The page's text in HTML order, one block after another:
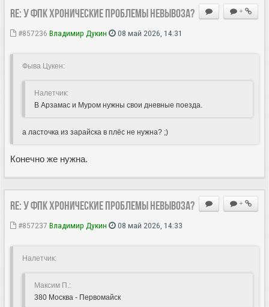
+
Re: У ФПК хронические проблемы невывоза?
#857236 Владимир Дукин 08 май 2026, 14:31
Фыва Цукен:
Hалетчик:
В Арзамас и Муром нужны свои дневные поезда.
а ласточка из зарайска в плёс не нужна? ;)
Конечно же нужна.
+
Re: У ФПК хронические проблемы невывоза?
#857237 Владимир Дукин 08 май 2026, 14:33
Hалетчик:
Максим П.:
380 Москва - Первомайск